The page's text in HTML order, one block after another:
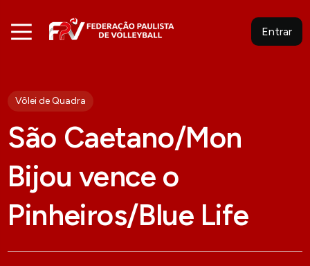
Entrar
Vôlei de Quadra
São Caetano/Mon
Bijou vence o
Pinheiros/Blue Life